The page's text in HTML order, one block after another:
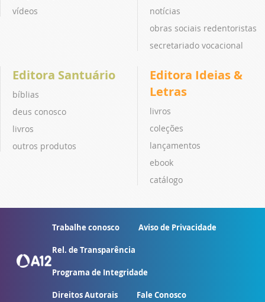
vídeos
notícias
obras sociais redentoristas
secretariado vocacional
Editora Santuário
bíblias
deus conosco
livros
outros produtos
Editora Ideias &
Letras
livros
coleções
lançamentos
ebook
catálogo
Trabalhe conosco Aviso de Privacidade
Rel. de Transparência
Programa de Integridade
Direitos Autorais Fale Conosco